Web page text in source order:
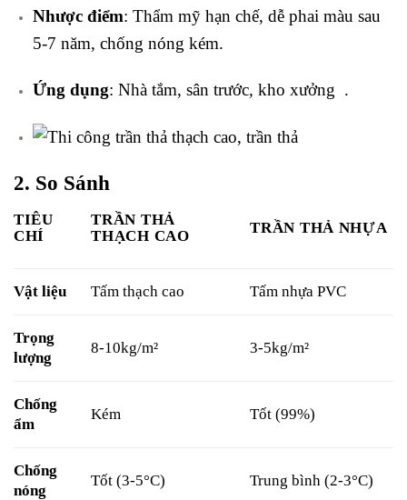
Nhược điểm: Thẩm mỹ hạn chế, dễ phai màu sau
5-7 năm, chống nóng kém.
Ứng dụng: Nhà tắm, sân trước, kho xưởng .
2. So Sánh
TIÊU
CHÍ
TRẦN THẢ
THẠCH CAO
TRẦN THẢ NHỰA
Vật liệu Tấm thạch cao Tấm nhựa PVC
Trọng
lượng
8-10kg/m² 3-5kg/m²
Chống
ẩm
Kém Tốt (99%)
Chống
nóng
Tốt (3-5°C) Trung bình (2-3°C)